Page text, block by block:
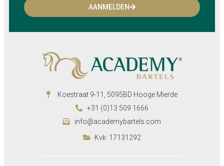
AANMELDEN
Koestraat 9-11, 5095BD Hooge Mierde
+31 (0)13 509 1666
info@academybartels.com
Kvk: 17131292